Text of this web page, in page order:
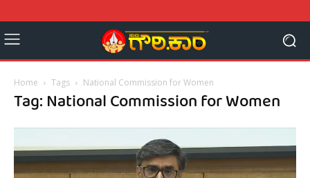
Home Tags National Commission for Women
Tag: National Commission for Women